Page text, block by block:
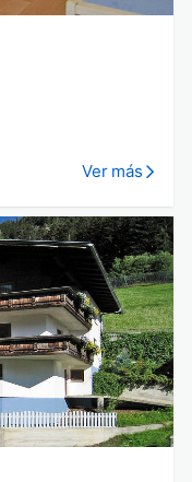
Ver más